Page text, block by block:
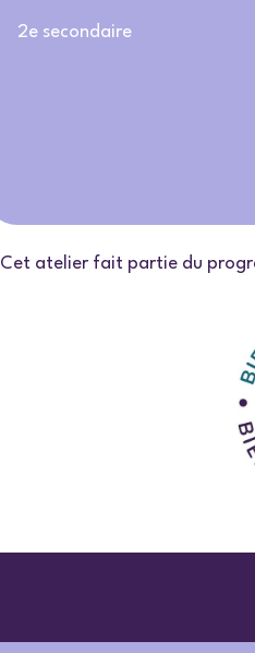
2e secondaire
Cet atelier fait partie du